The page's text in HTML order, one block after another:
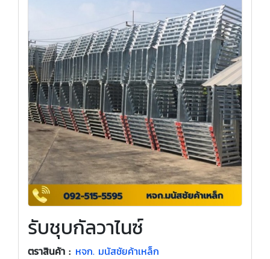
รับชุบกัลวาไนซ์
ตราสินค้า : หจก. มนัสชัยค้าเหล็ก